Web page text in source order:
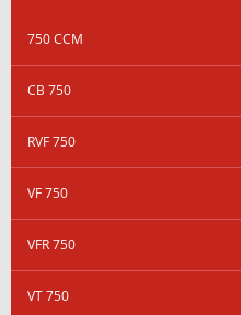
750 CCM
CB 750
RVF 750
VF 750
VFR 750
VT 750